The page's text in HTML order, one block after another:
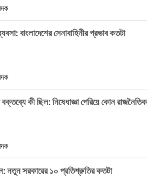
বাংলাদেশের সেনাবাহিনীর প্রভাব কতটা
বক্তব্যে কী ছিল: নিষেধাজ্ঞা পেরিয়ে কোন রাজনৈতিক
নতুন সরকারের ১০ প্রতিশ্রুতির কতটা